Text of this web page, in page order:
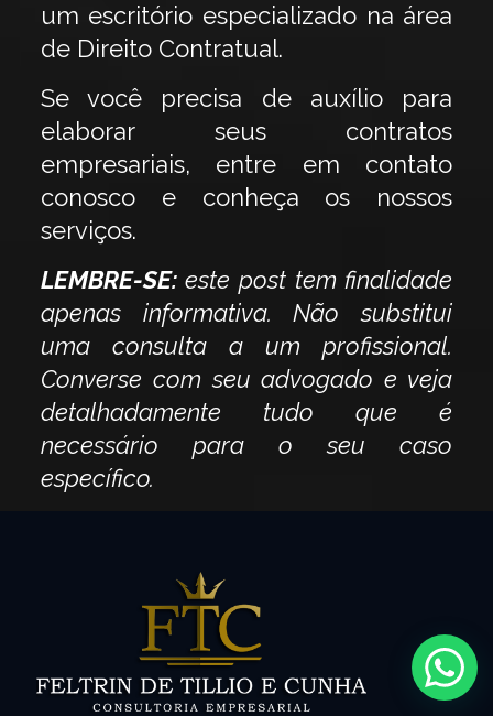
um escritório especializado na área
de Direito Contratual.
Se você precisa de auxílio para
elaborar seus contratos
empresariais, entre em contato
conosco e conheça os nossos
serviços.
LEMBRE-SE:este post tem finalidade
apenas informativa. Não substitui
uma consulta a um profissional.
Converse com seu advogado e veja
detalhadamente tudo que é
necessário para o seu caso
específico.